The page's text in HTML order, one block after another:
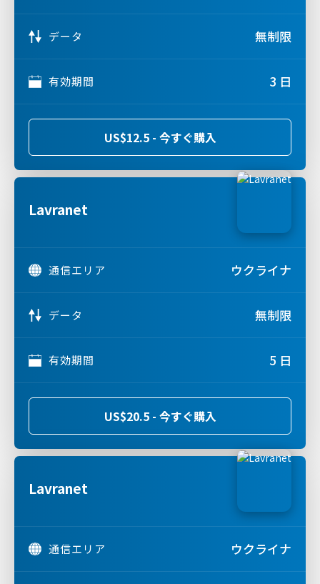
データ 無制限
有効期間 3 日
US$12.5 - 今すぐ購入
Lavranet
通信エリア ウクライナ
データ 無制限
有効期間 5 日
US$20.5 - 今すぐ購入
Lavranet
通信エリア ウクライナ